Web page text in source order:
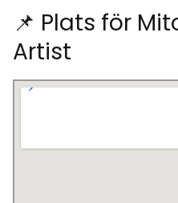
📌 Plats för
Artist